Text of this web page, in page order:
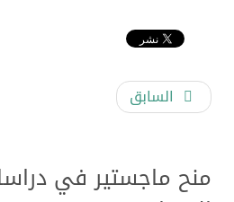
السابق
منح ماجستير في